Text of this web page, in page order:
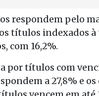
respondem pelo
títulos indexados à
com 16,2%.
por títulos com
a 27,8% e